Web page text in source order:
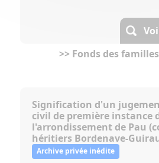
>> Fonds des
Signification d'un
civil de première instance
l'arrondissement de Pau
héritiers Bordenave-
Archive privée inédite